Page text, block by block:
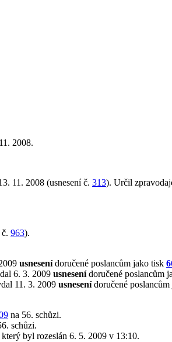
2008.
11. 2008 (usnesení č. 313). Určil
963).
usnesenídoručené poslancům jako tisk
6. 3. 2009 usnesenídoručené poslancům
11. 3. 2009 usnesenídoručené
na 56. schůzi.
schůzi.
který byl rozeslán 6. 5. 2009 v 13:10.